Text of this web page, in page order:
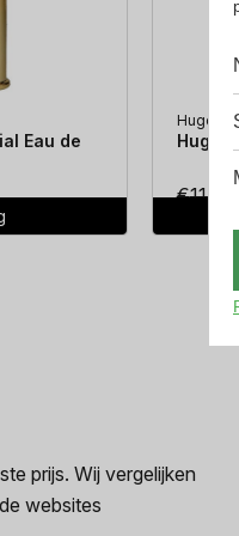
Eau de
Hugo
Hugo
€114.38
prijs. Wij vergelijken
websites